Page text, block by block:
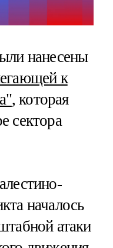
нанесены
к
, которая
сектора
началось
атаки